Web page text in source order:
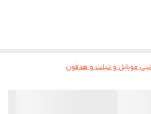
کابل‌های مختلف خود استفاده کنید و نیازی به
محافظ کابل با داشتن طول مناسب، امکان
موبایل و تبلت و هدفون